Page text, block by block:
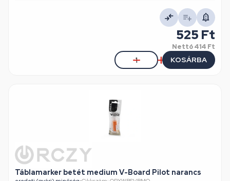
525 Ft
Nettó414 Ft
KOSÁRBA
Táblamarker betét medium V-Board Pilot narancs